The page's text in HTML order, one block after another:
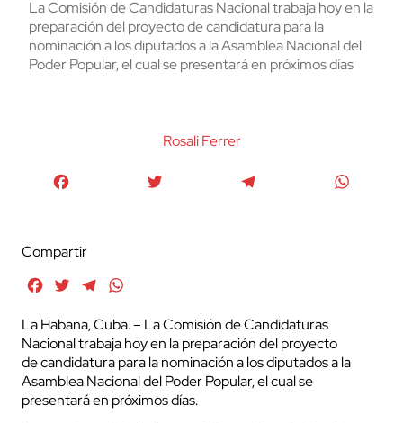
La Comisión de Candidaturas Nacional trabaja hoy en la
preparación del proyecto de candidatura para la
nominación a los diputados a la Asamblea Nacional del
Poder Popular, el cual se presentará en próximos días
Rosali Ferrer
Compartir
FacebookTwitterTelegram
La Habana, Cuba. – La Comisión de Candidaturas
Nacional trabaja hoy en la preparación del proyecto
de candidatura para la nominación a los diputados a la
Asamblea Nacional del Poder Popular, el cual se
presentará en próximos días.